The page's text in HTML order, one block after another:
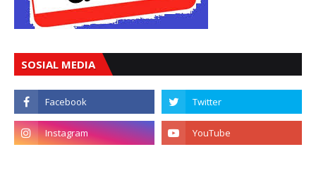
SOSIAL MEDIA